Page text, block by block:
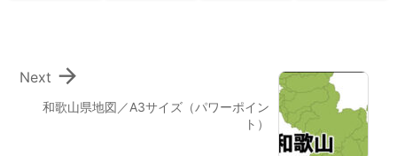
和歌山県地図／A3サイズ（パワーポイン
ト）

Next